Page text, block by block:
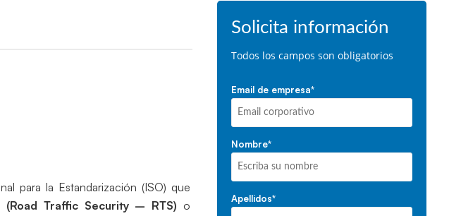
para la Estandarización (ISO) que
Traffic Security – RTS) o
Solicita información
Todos los campos son obligatorios
Email de empresa*
Nombre*
Apellidos*